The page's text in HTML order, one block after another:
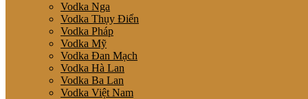
Vodka Nga
Vodka Thụy Điển
Vodka Pháp
Vodka Mỹ
Vodka Đan Mạch
Vodka Hà Lan
Vodka Ba Lan
Vodka Việt Nam